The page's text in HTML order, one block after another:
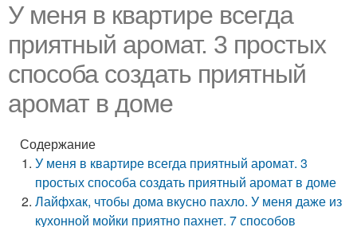
У меня в квартире всегда
приятный аромат. 3 простых
способа создать приятный
аромат в доме
Содержание
У меня в квартире всегда приятный аромат. 3
простых способа создать приятный аромат в доме
Лайфхак, чтобы дома вкусно пахло. У меня даже из
кухонной мойки приятно пахнет. 7 способов